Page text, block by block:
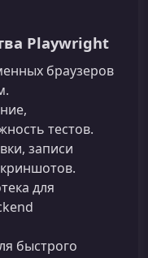
Playwright
браузеров
тестов.
записи
для
быстрого